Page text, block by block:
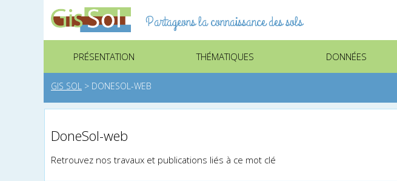
Partageons la connaissance des sols
PRÉSENTATION THÉMATIQUES DONNÉES
GIS SOL > DONESOL-WEB
DoneSol-web
Retrouvez nos travaux et publications liés à ce mot clé